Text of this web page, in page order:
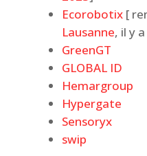
Ecorobotix [
Lausanne, il y
GreenGT
GLOBAL ID
Hemargroup
Hypergate
Sensoryx
swip